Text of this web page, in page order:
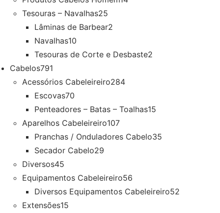
Tesouras – Navalhas25
Lâminas de Barbear2
Navalhas10
Tesouras de Corte e Desbaste2
Cabelos791
Acessórios Cabeleireiro284
Escovas70
Penteadores – Batas – Toalhas15
Aparelhos Cabeleireiro107
Pranchas / Onduladores Cabelo35
Secador Cabelo29
Diversos45
Equipamentos Cabeleireiro56
Diversos Equipamentos Cabeleireiro52
Extensões15